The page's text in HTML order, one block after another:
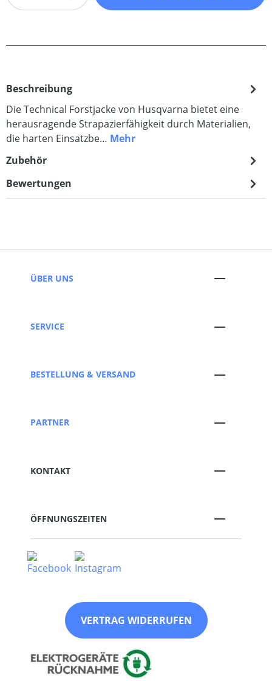
Beschreibung
Die Technical Forstjacke von Husqvarna bietet eine
herausragende Strapazierfähigkeit durch Materialien,
die harten Einsatzbe… Mehr
Zubehör
Bewertungen
ÜBER UNS
SERVICE
BESTELLUNG & VERSAND
PARTNER
KONTAKT
ÖFFNUNGSZEITEN
VERTRAG WIDERRUFEN